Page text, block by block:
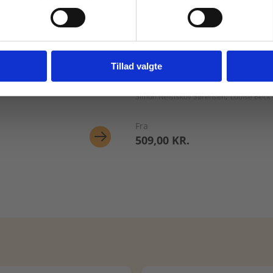
Tillad valgte
og catering
2 formater
Gastrofysik og
smagshåndværk
Simon Neistskov Sørensen Louise Beck
Fra
509,00 KR.
vist priser ekskl. moms.